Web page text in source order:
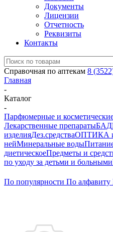
Документы
Лицензии
Отчетность
Реквизиты
Контакты
Справочная по аптекам 8
Главная
-
Каталог
-
Парфюмерные и косметические
Лекарственные препаратыБАД
изделияДез.средстваОПТИКА и
нейМинеральные воды
диетическоеПредметы и
по уходу за детьми и больными
По популярности По алфавиту